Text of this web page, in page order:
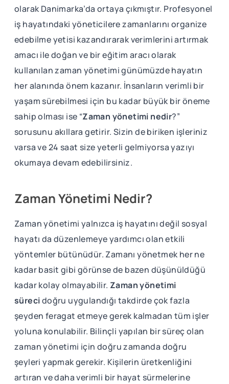
olarak Danimarka’da ortaya çıkmıştır. Profesyonel
iş hayatındaki yöneticilere zamanlarını organize
edebilme yetisi kazandırarak verimlerini artırmak
amacı ile doğan ve bir eğitim aracı olarak
kullanılan zaman yönetimi günümüzde hayatın
her alanında önem kazanır. İnsanların verimli bir
yaşam sürebilmesi için bu kadar büyük bir öneme
sahip olması ise “Zaman yönetimi nedir?”
sorusunu akıllara getirir. Sizin de biriken işleriniz
varsa ve 24 saat size yeterli gelmiyorsa yazıyı
okumaya devam edebilirsiniz.
Zaman Yönetimi Nedir?
Zaman yönetimi yalnızca iş hayatını değil sosyal
hayatı da düzenlemeye yardımcı olan etkili
yöntemler bütünüdür. Zamanı yönetmek her ne
kadar basit gibi görünse de bazen düşünüldüğü
kadar kolay olmayabilir. Zaman yönetimi
sürecidoğru uygulandığı takdirde çok fazla
şeyden feragat etmeye gerek kalmadan tüm işler
yoluna konulabilir. Bilinçli yapılan bir süreç olan
zaman yönetimi için doğru zamanda doğru
şeyleri yapmak gerekir. Kişilerin üretkenliğini
artıran ve daha verimli bir hayat sürmelerine